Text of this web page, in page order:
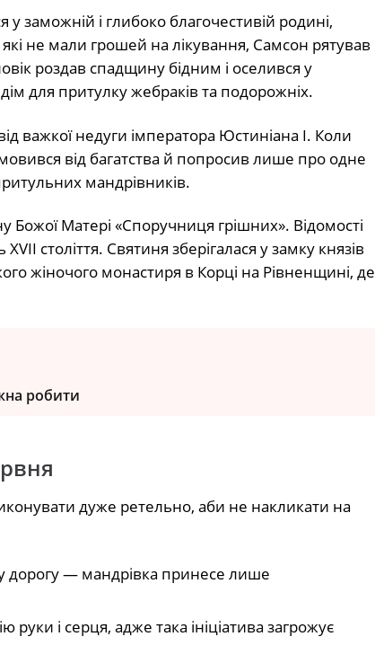
заможній і глибоко благочестивій родині,
не мали грошей на лікування, Самсон рятував
роздав спадщину бідним і оселився у
для притулку жебраків та подорожніх.
важкої недуги імператора Юстиніана I. Коли
від багатства й попросив лише про одне
мандрівників.
Матері «Споручниця грішних». Відомості
століття. Святиня зберігалася у замку князів
жіночого монастиря в Корці на Рівненщині, де
робити
дуже ретельно, аби не накликати на
дорогу — мандрівка принесе лише
і серця, адже така ініціатива загрожує